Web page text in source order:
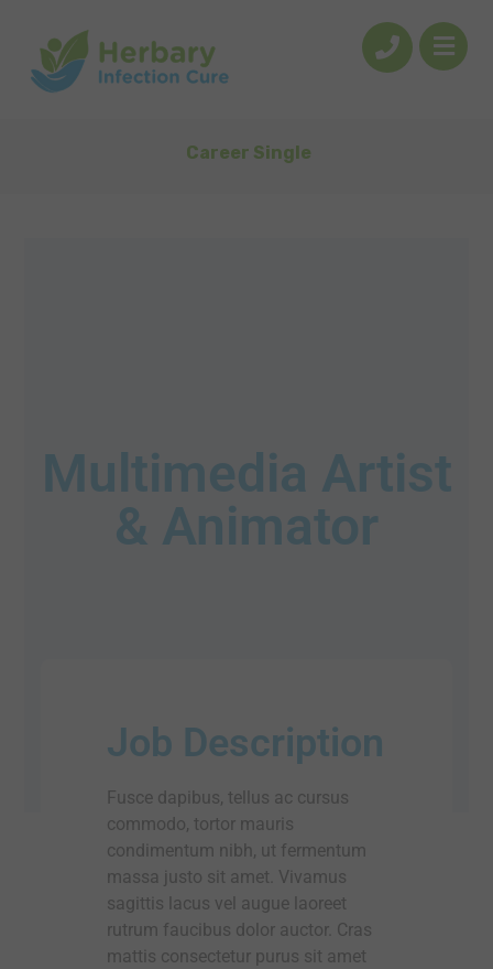
Career Single
Multimedia Artist
& Animator
Job Description
Fusce dapibus, tellus ac cursus
commodo, tortor mauris
condimentum nibh, ut fermentum
massa justo sit amet. Vivamus
sagittis lacus vel augue laoreet
rutrum faucibus dolor auctor. Cras
mattis consectetur purus sit amet